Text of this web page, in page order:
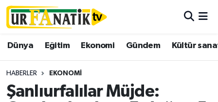
Dünya Eğitim Ekonomi Gündem Kültür
HABERLER EKONOMI
Şanlıurfalılar Müjde:
Trafik Durumu
Süper Lig Puan Durumu ve Fikstür